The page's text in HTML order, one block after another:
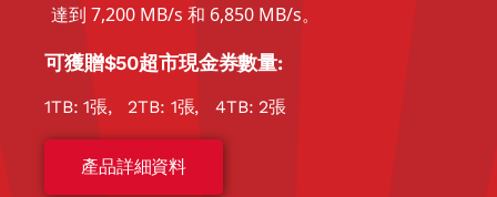
達到 7,200 MB/s 和 6,850 MB/s。
可獲贈$50超市現金券數量:
1TB: 1張, 2TB: 1張, 4TB: 2張
產品詳細資料